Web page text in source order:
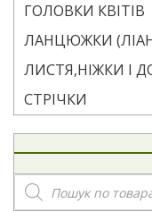
ГОЛОВКИ КВІТІВ
ЛАНЦЮЖКИ
ЛИСТЯ,НІЖКИ І
СТРІЧКИ
Пошук
товарів